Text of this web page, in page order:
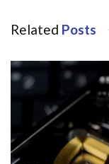
Related Posts